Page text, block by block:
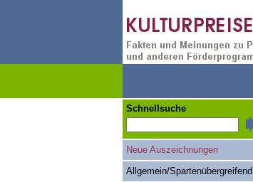
Schnellsuche
Neue Auszeichnungen
Allgemein/Spartenübergreifend